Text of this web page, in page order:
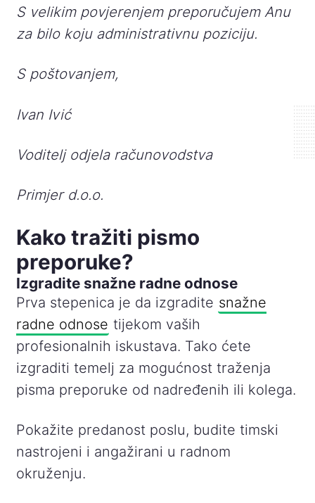
S velikim povjerenjem preporučujem Anu
za bilo koju administrativnu poziciju.
S poštovanjem,
Ivan Ivić
Voditelj odjela računovodstva
Primjer d.o.o.
Kako tražiti pismo
preporuke?
Izgradite snažne radne odnose
Prva stepenica je da izgradite snažne
radne odnose tijekom vaših
profesionalnih iskustava. Tako ćete
izgraditi temelj za mogućnost traženja
pisma preporuke od nadređenih ili kolega.
Pokažite predanost poslu, budite timski
nastrojeni i angažirani u radnom
okruženju.